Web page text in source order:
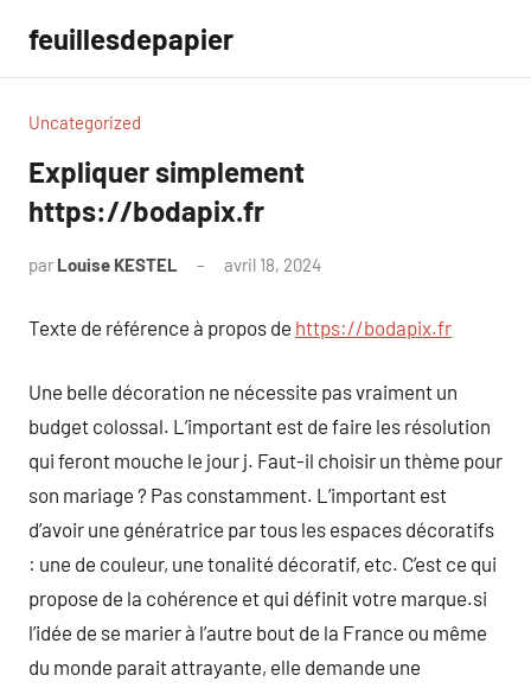
contenu
feuillesdepapier
Uncategorized
Expliquer simplement
https://bodapix.fr
par Louise KESTEL avril 18, 2024
Texte de référence à propos de https://bodapix.fr
Une belle décoration ne nécessite pas vraiment un
budget colossal. L’important est de faire les résolution
qui feront mouche le jour j. Faut-il choisir un thème pour
son mariage ? Pas constamment. L’important est
d’avoir une génératrice par tous les espaces décoratifs
: une de couleur, une tonalité décoratif, etc. C’est ce qui
propose de la cohérence et qui définit votre marque.si
l’idée de se marier à l’autre bout de la France ou même
du monde parait attrayante, elle demande une